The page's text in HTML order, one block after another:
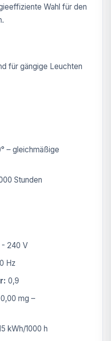
Wahl für den
für gängige Leuchten
– gleichmäßige
Stunden
240 V
Hz
0,9
0,00 mg –
kWh/1000 h